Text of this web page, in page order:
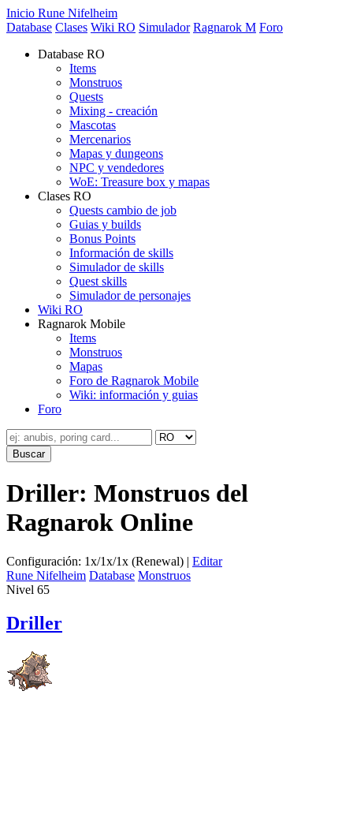
Inicio Rune Nifelheim
Database Clases Wiki RO Simulador Ragnarok M Foro
Database RO
Items
Monstruos
Quests
Mixing - creación
Mascotas
Mercenarios
Mapas y dungeons
NPC y vendedores
WoE: Treasure box y mapas
Clases RO
Quests cambio de job
Guias y builds
Bonus Points
Información de skills
Simulador de skills
Quest skills
Simulador de personajes
Wiki RO
Ragnarok Mobile
Items
Monstruos
Mapas
Foro de Ragnarok Mobile
Wiki: información y guias
Foro
Driller: Monstruos del
Ragnarok Online
Configuración: 1x/1x/1x (Renewal) | Editar
Rune Nifelheim Database Monstruos
Nivel 65
Driller